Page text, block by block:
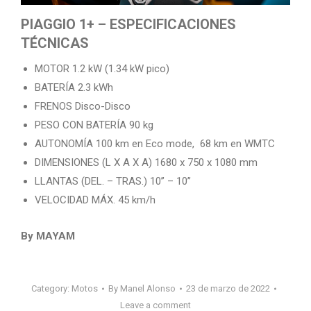
PIAGGIO 1+ – ESPECIFICACIONES
TÉCNICAS
MOTOR 1.2 kW (1.34 kW pico)
BATERÍA 2.3 kWh
FRENOS Disco-Disco
PESO CON BATERÍA 90 kg
AUTONOMÍA 100 km en Eco mode, 68 km en WMTC
DIMENSIONES (L X A X A) 1680 x 750 x 1080 mm
LLANTAS (DEL. – TRAS.) 10’’ – 10’’
VELOCIDAD MÁX. 45 km/h
By MAYAM
Category: Motos By Manel Alonso
23 de marzo de 2022
Leave a comment